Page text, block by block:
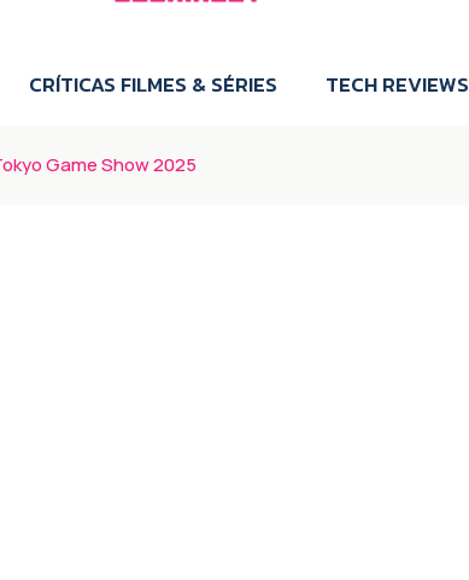
CRÍTICAS FILMES & SÉRIES TECH REVIEWS
Game Show 2025